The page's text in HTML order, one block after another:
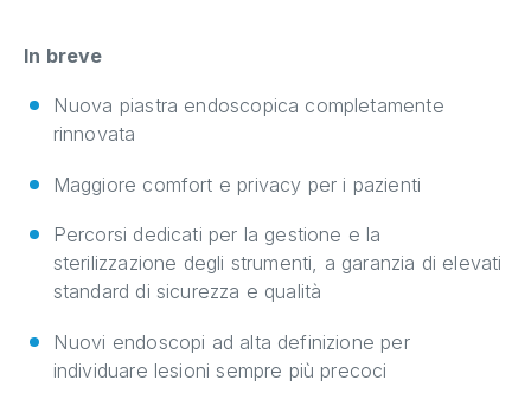
In breve
Nuova piastra endoscopica completamente
rinnovata
Maggiore comfort e privacy per i pazienti
Percorsi dedicati per la gestione e la
sterilizzazione degli strumenti, a garanzia di elevati
standard di sicurezza e qualità
Nuovi endoscopi ad alta definizione per
individuare lesioni sempre più precoci